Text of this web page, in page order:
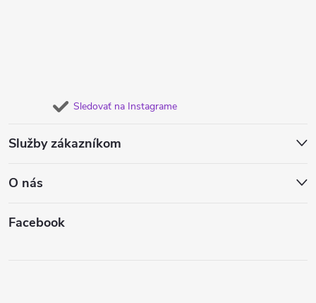
Sledovať na Instagrame
Služby zákazníkom
O nás
Facebook